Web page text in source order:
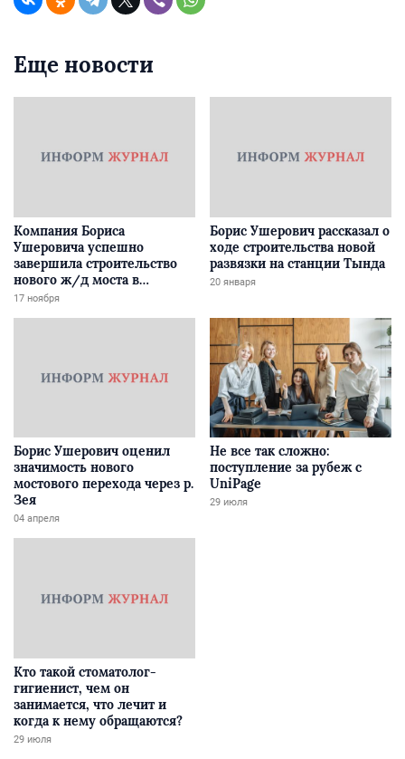
Еще новости
Компания Бориса
Ушеровича успешно
завершила строительство
нового ж/д моста в
Забайкалье
17 ноября
Борис Ушерович рассказал о
ходе строительства новой
развязки на станции Тында
20 января
Борис Ушерович оценил
значимость нового
мостового перехода через р.
Зея
04 апреля
Не все так сложно:
поступление за рубеж с
UniPage
29 июля
Кто такой стоматолог-
гигиенист, чем он
занимается, что лечит и
когда к нему обращаются?
29 июля